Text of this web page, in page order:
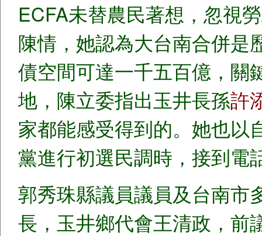
ECFA未替農民著想，忽視
陳情，她認為大台南合併是
債空間可達一千五百億，關
地，陳立委指出玉井長孫許
家都能感受得到的。她也以
黨進行初選民調時，接到電
郭秀珠縣議員議員及台南市
長，玉井鄉代會王清政，前